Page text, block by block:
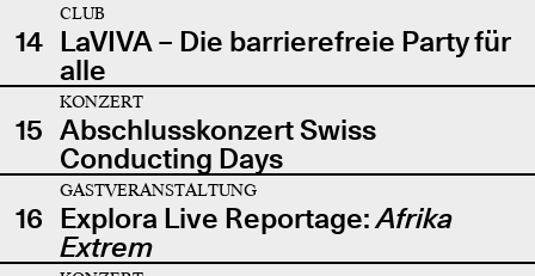
14
CLUB
LaVIVA – Die barrierefreie Party für
alle
15
KONZERT
Abschlusskonzert Swiss
Conducting Days
16
GASTVERANSTALTUNG
Explora Live Reportage:Afrika
Extrem